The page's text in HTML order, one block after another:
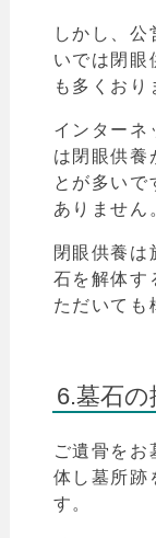
しかし、公
いでは 閉眼
も多くおり
インターネ
は閉眼供養
とが多いで
ありません
閉眼供養は
石を解体す
ただいても
6.墓石の
ご遺骨をお
体し墓所跡
す。